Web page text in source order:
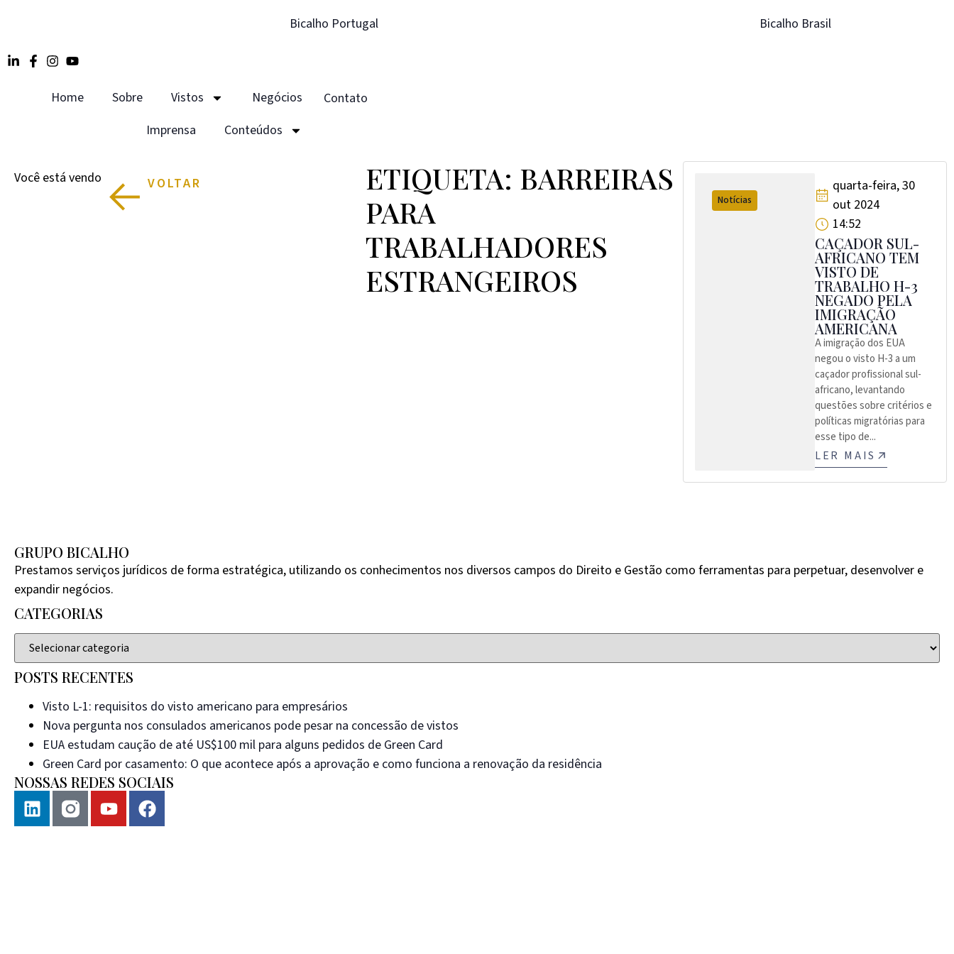
Bicalho Portugal Bicalho Brasil
Home Sobre Vistos
Negócios
Imprensa
Conteúdos
Contato
Você está vendo VOLTAR
ETIQUETA: BARREIRAS
PARA
TRABALHADORES
ESTRANGEIROS
Notícias
quarta-feira, 30
out 2024
14:52
CAÇADOR SUL-
AFRICANO TEM
VISTO DE
TRABALHO H-3
NEGADO PELA
IMIGRAÇÃO
AMERICANA
A imigração dos EUA
negou o visto H-3 a um
caçador profissional sul-
africano, levantando
questões sobre critérios e
políticas migratórias para
esse tipo de...
LER MAIS
GRUPO BICALHO
Prestamos serviços jurídicos de forma estratégica, utilizando os conhecimentos nos diversos campos do Direito e Gestão como ferramentas para perpetuar, desenvolver e
expandir negócios.
CATEGORIAS
POSTS RECENTES
Visto L-1: requisitos do visto americano para empresários
Nova pergunta nos consulados americanos pode pesar na concessão de vistos
EUA estudam caução de até US$100 mil para alguns pedidos de Green Card
Green Card por casamento: O que acontece após a aprovação e como funciona a renovação da residência
NOSSAS REDES SOCIAIS